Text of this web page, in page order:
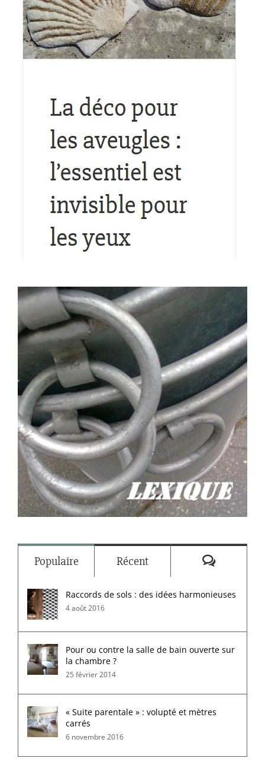
Populaire Récent
Raccords de sols : des idées harmonieuses
4 août 2016
Pour ou contre la salle de bain ouverte sur
la chambre ?
25 février 2014
« Suite parentale » : volupté et mètres
carrés
6 novembre 2016